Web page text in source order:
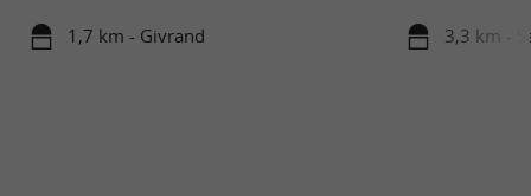
1,7 km - Givrand 3,3 km -